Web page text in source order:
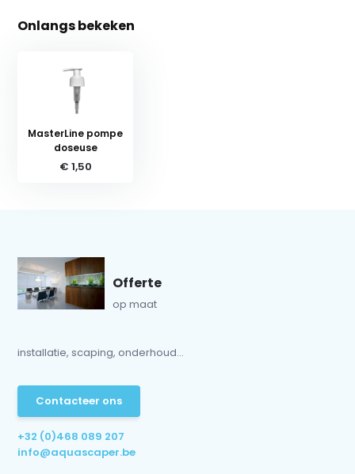
Onlangs bekeken
MasterLine pompe
doseuse
€ 1,50
Offerte
op maat
installatie, scaping, onderhoud...
Contacteer ons
+32 (0)468 089 207
info@aquascaper.be